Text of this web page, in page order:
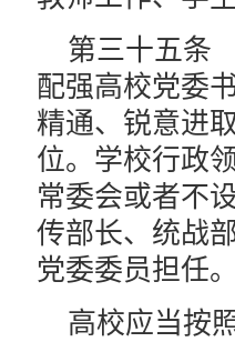
第三十五条
配强高校党委
精通、锐意进
位。学校行政
常委会或者不
传部长、统战
党委委员担任
高校应当按